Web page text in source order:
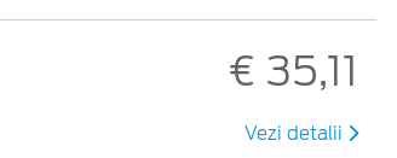
€ 35,11
Vezi detalii